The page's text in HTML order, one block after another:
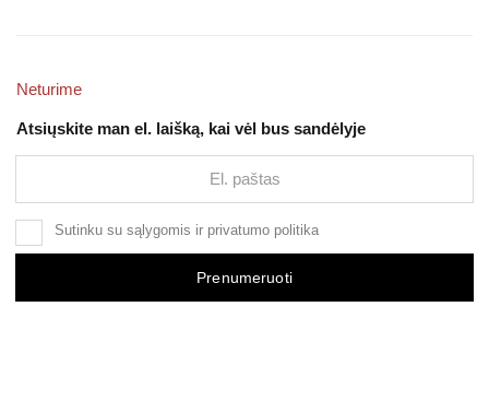
Neturime
Atsiųskite man el. laišką, kai vėl bus sandėlyje
Sutinku su sąlygomis ir privatumo politika
Prenumeruoti